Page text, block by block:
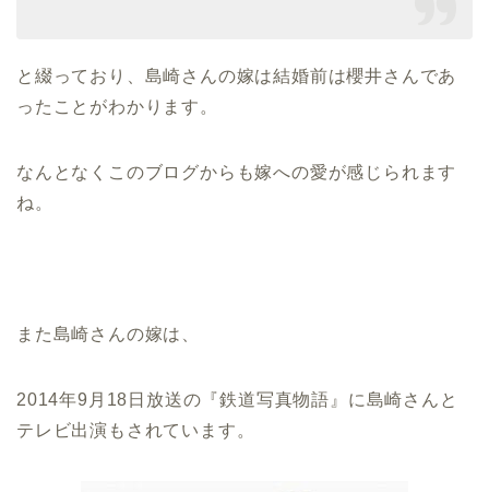
と綴っており、島崎さんの嫁は結婚前は櫻井さんであ
ったことがわかります。
なんとなくこのブログからも嫁への愛が感じられます
ね。
また島崎さんの嫁は、
2014年9月18日放送の『鉄道写真物語』に島崎さんと
テレビ出演もされています。